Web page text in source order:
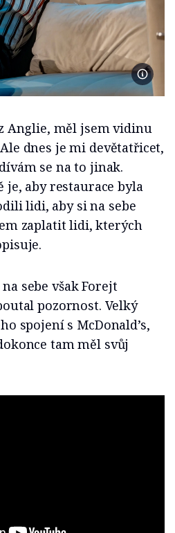
Foto
Anglie, měl jsem vidinu
dnes je mi devětatřicet,
se na to jinak.
je, aby restaurace byla
lidi, aby si na sebe
zaplatit lidi, kterých
sebe však Forejt
pozornost. Velký
spojení s McDonald’s,
tam měl svůj